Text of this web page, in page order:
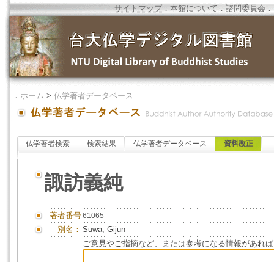
サイトマップ．本館について ．諮問委員会 ．
． ホーム > 仏学著者データベース
仏学著者検索 検索結果 仏学著者データベース 資料改正
諏訪義純
著者番号61065
別名： Suwa, Gijun
ご意見やご指摘など、または参考になる情報があれ